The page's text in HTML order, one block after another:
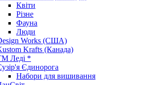
Квіти
Різне
Фауна
Люди
Works (США)
Krafts (Канада)
Леді *
Єдинорога
Набори для вишивання